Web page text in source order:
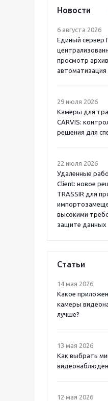
Новости
6 августа 2026
Единый сервер
просмотр
автоматизация
29 июля 2026
Камеры для
CARVIS:
решения для
22 июля 2026
Удаленные
Client: новое
TRASSIR для
высокими
защите данных
Статьи
14 мая 2026
Какое
камеры
лучше?
13 мая 2026
Как выбрать
12 мая 2026